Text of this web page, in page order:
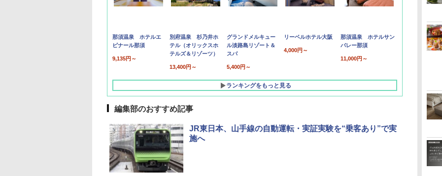
那須温泉 ホテルエ
ピナール那須
9,135円～
別府温泉 杉乃井ホ
テル（オリックスホ
テルズ＆リゾーツ）
13,400円～
グランドメルキュー
ル淡路島リゾート＆
スパ
5,400円～
リーベルホテル大阪
4,000円～
那須温泉 ホテルサン
バレー那須
11,000円～
ランキングをもっと見る
編集部のおすすめ記事
JR東日本、山手線の自動運転・実証実験を“乗客あり”で実
施へ